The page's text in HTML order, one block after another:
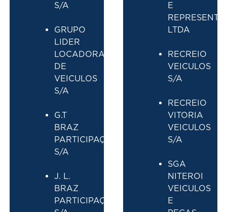
S/A
GRUPO
LIDER
LOCADORA
DE
VEICULOS
S/A
G.T
BRAZ
PARTICIPAÇÕES
S/A
J. L.
BRAZ
PARTICIPAÇÕES
E
LTDA
RECREIO
VEICULOS
S/A
RECREIO
VITORIA
VEICULOS
S/A
SGA
NITEROI
VEICULOS
E